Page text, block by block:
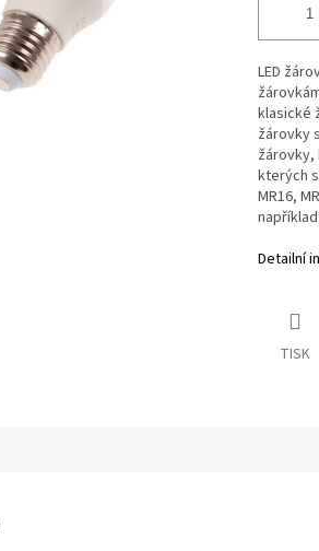
LED
klasické
žárovky
žárovky,
kterých
MR16,
Detailní
TISK